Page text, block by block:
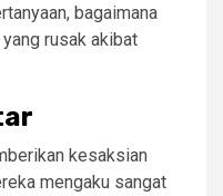
bagaimana
rusak akibat
kesaksian
mengaku sangat